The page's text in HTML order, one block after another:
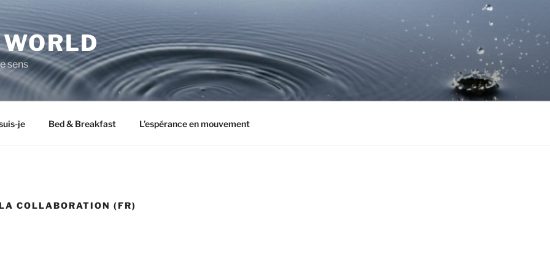
sens
je Bed & Breakfast L’espérance en mouvement
COLLABORATION (FR)